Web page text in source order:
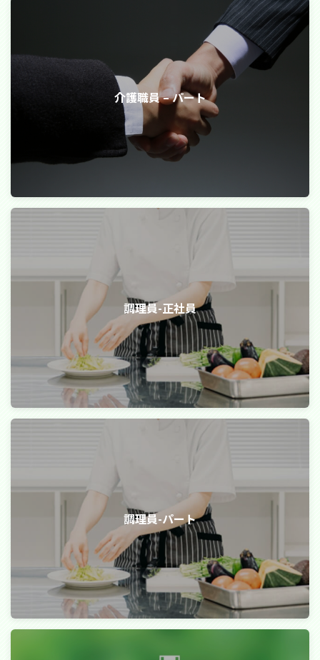
介護職員 – パート
調理員-正社員
調理員-パート